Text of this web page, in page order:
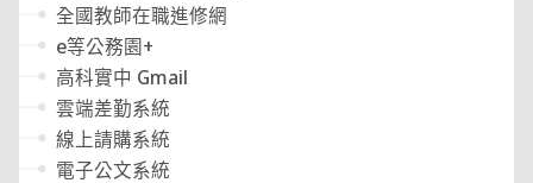
全國教師在職進修網
e等公務園+
高科實中 Gmail
雲端差勤系統
線上請購系統
電子公文系統